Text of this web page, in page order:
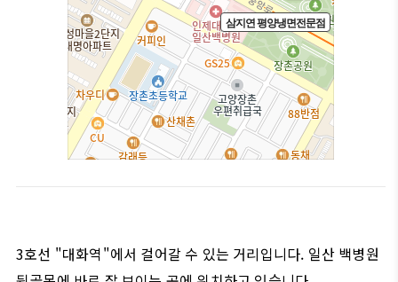
3호선 "대화역"에서 걸어갈 수 있는 거리입니다. 일산 백병원